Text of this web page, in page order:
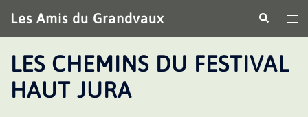
au
contenu
Les Amis du Grandvaux
le
LES CHEMINS DU FESTIVAL
HAUT JURA